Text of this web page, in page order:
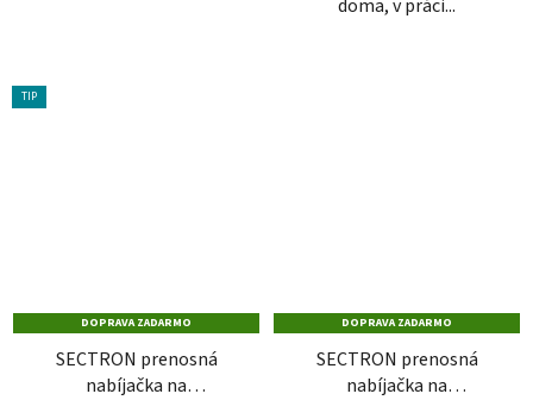
doma, v práci...
TIP
DOPRAVA ZADARMO
SECTRON prenosná
nabíjačka na
DOPRAVA ZADARMO
SECTRON prenosná
nabíjačka na